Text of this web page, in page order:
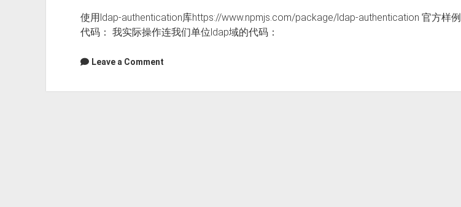
使用ldap-authentication库https://www.npmjs.com/package/ldap-authentication 官方样例
代码： 我实际操作连我们单位ldap域的代码：
Leave a Comment